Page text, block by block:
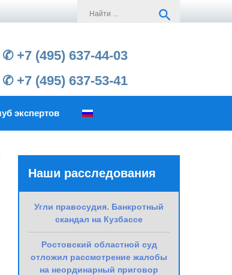
search
✆ +7 (495) 637-44-03
✆ +7 (495) 637-53-41
экспертов
Наши расследования
Угли правосудия. Банкротный
скандал на Кузбассе
Ростовский областной суд
отложил рассмотрение жалобы
на неординарный приговор